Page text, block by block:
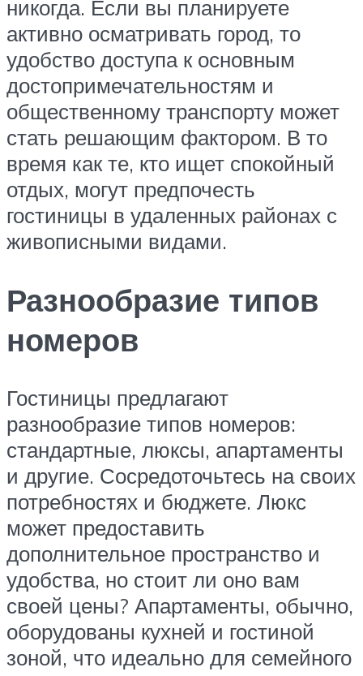
никогда. Если вы планируете
активно осматривать город, то
удобство доступа к основным
достопримечательностям и
общественному транспорту может
стать решающим фактором. В то
время как те, кто ищет спокойный
отдых, могут предпочесть
гостиницы в удаленных районах с
живописными видами.
Разнообразие типов
номеров
Гостиницы предлагают
разнообразие типов номеров:
стандартные, люксы, апартаменты
и другие. Сосредоточьтесь на своих
потребностях и бюджете. Люкс
может предоставить
дополнительное пространство и
удобства, но стоит ли оно вам
своей цены? Апартаменты, обычно,
оборудованы кухней и гостиной
зоной, что идеально для семейного